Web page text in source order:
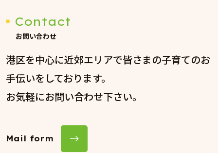
Contact
お問い合わせ
港区を中心に近郊エリアで皆さまの子育てのお
手伝いをしております。
お気軽にお問い合わせ下さい。
Mail form